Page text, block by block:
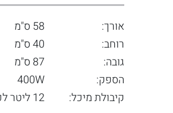
אורך:
58 ס"מ
רוחב:
40 ס"מ
גובה:
87 ס"מ
הספק:
400W
קיבולת מיכל:
12 ליטר לכל מיכל